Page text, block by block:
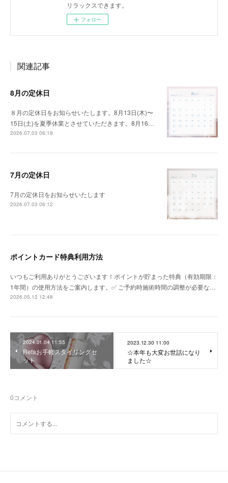
リラックスできます。
フォロー
関連記事
8月の定休日
８月の定休日をお知らせいたします。8月13日(木)〜
15日(土)を夏季休業とさせていただきます。8月16…
2026.07.03 06:19
7月の定休日
7月の定休日をお知らせいたします
2026.07.03 06:12
ポイントカード特典利用方法
いつもご利用ありがとうございます！ポイントが貯まった特典（有効期限：
1年間）の使用方法をご案内します。✅ ご予約時施術時間の調整が必要な…
2026.05.12 12:48
2024.01.04 11:55
Refaお手軽スタイリングセ
ット
2023.12.30 11:00
☆本年も大変お世話になり
ました☆
0コメント